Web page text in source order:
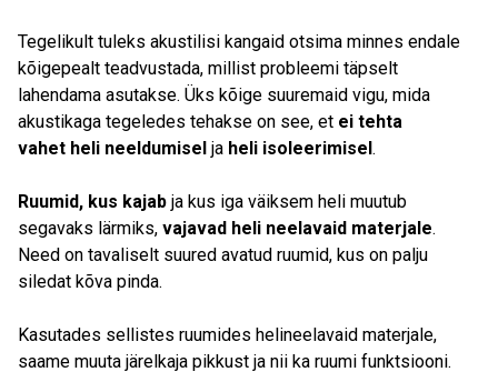
Tegelikult tuleks akustilisi kangaid otsima minnes endale
kõigepealt teadvustada, millist probleemi täpselt
lahendama asutakse. Üks kõige suuremaid vigu, mida
akustikaga tegeledes tehakse on see, et ei tehta
vahet heli neeldumisel ja heli isoleerimisel.
Ruumid, kus kajab ja kus iga väiksem heli muutub
segavaks lärmiks, vajavad heli neelavaid materjale.
Need on tavaliselt suured avatud ruumid, kus on palju
siledat kõva pinda.
Kasutades sellistes ruumides helineelavaid materjale,
saame muuta järelkaja pikkust ja nii ka ruumi funktsiooni.